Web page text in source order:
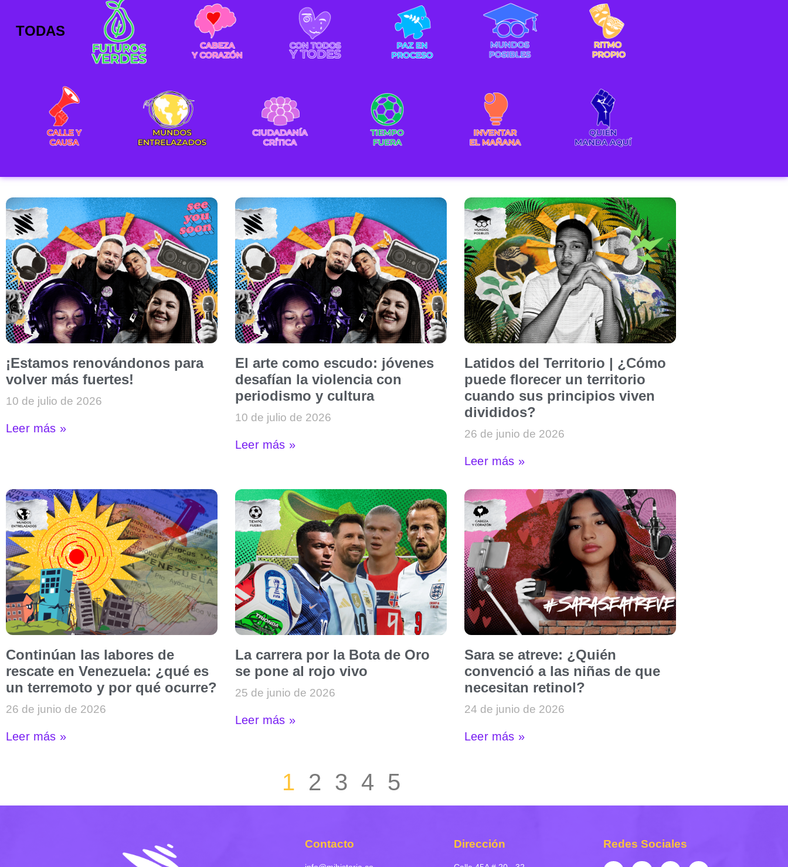
TODAS
¡Estamos renovándonos para
volver más fuertes!
10 de julio de 2026
Leer más »
El arte como escudo: jóvenes
desafían la violencia con
periodismo y cultura
10 de julio de 2026
Leer más »
Latidos del Territorio | ¿Cómo
puede florecer un territorio
cuando sus principios viven
divididos?
26 de junio de 2026
Leer más »
Continúan las labores de
rescate en Venezuela: ¿qué es
un terremoto y por qué ocurre?
26 de junio de 2026
Leer más »
La carrera por la Bota de Oro
se pone al rojo vivo
25 de junio de 2026
Leer más »
Sara se atreve: ¿Quién
convenció a las niñas de que
necesitan retinol?
24 de junio de 2026
Leer más »
1 2 3 4 5
Contacto Dirección Redes Sociales